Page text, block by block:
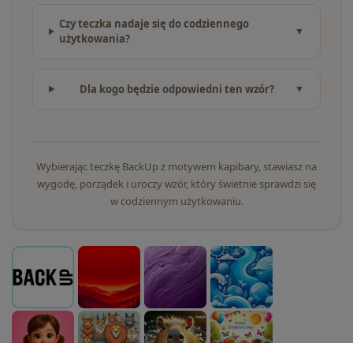
Czy teczka nadaje się do codziennego
użytkowania?
Dla kogo będzie odpowiedni ten wzór?
Wybierając teczkę BackUp z motywem kapibary, stawiasz na
wygodę, porządek i uroczy wzór, który świetnie sprawdzi się
w codziennym użytkowaniu.